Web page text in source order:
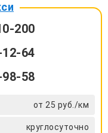
200
64
58
от 25 руб./км
круглосуточно